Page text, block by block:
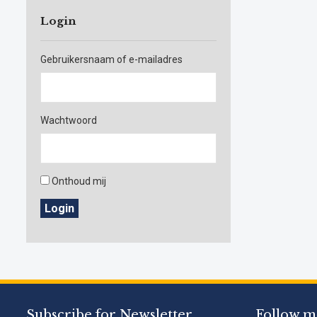
Login
Gebruikersnaam of e-mailadres
Wachtwoord
Onthoud mij
Login